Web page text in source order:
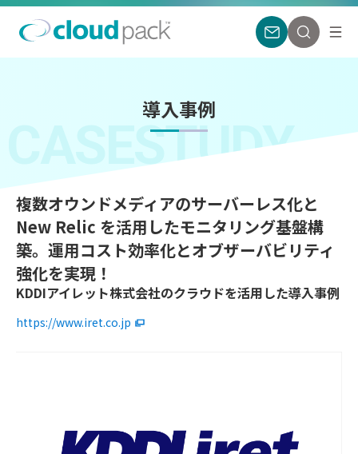
導入事例
CASESTUDY
複数オウンドメディアのサーバーレス化と
New Relic を活用したモニタリング基盤構
築。運用コスト効率化とオブザーバビリティ
強化を実現！
KDDIアイレット株式会社のクラウドを活用した導入事例
https://www.iret.co.jp